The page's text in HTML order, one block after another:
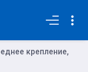
крепление,